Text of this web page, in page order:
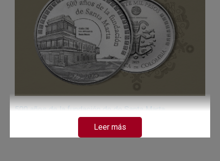
500 años de la fundación de de Santa Marta
Disponible
Leer más